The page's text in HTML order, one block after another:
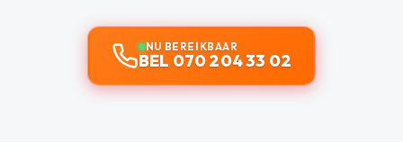
NU BEREIKBAAR
BEL 070 204 33 02